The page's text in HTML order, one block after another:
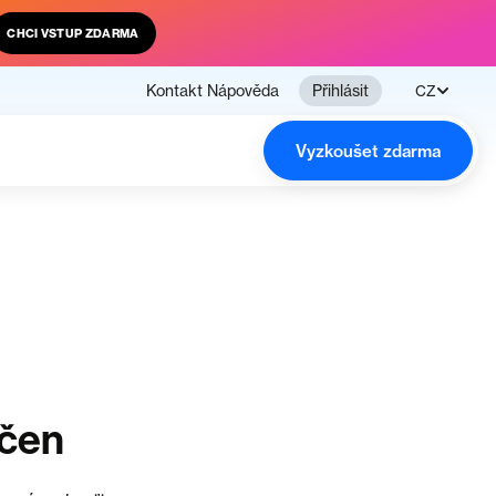
CHCI VSTUP ZDARMA
Kontakt Nápověda Přihlásit CZ
Vyzkoušet zdarma